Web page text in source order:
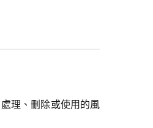
理、刪除或使用的風